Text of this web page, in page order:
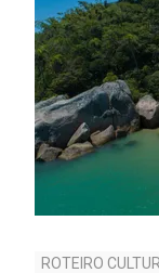
ROTEIRO